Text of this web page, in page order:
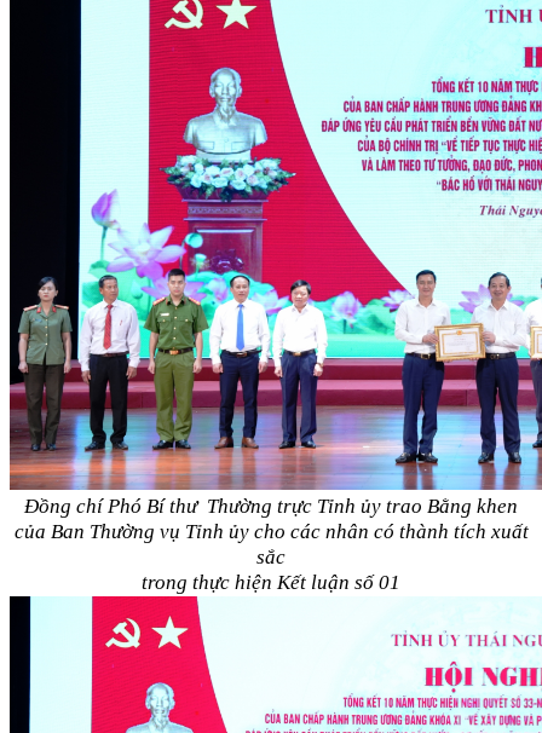
Đồng chí Phó Bí thư Thường trực Tỉnh ủy trao Bằng khen
của Ban Thường vụ Tỉnh ủy cho các nhân có thành tích xuất
sắc
trong thực hiện Kết luận số 01